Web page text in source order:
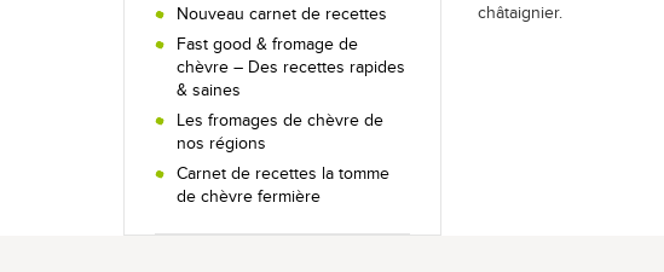
Yaourts et lait de chèvre
Les actualités
Nouveau carnet de recettes
Fast good & fromage de
chèvre – Des recettes rapides
& saines
Les fromages de chèvre de
nos régions
Carnet de recettes la tomme
de chèvre fermière
châtaignier.